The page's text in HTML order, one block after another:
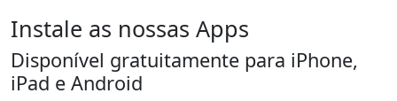
Instale as nossas Apps
Disponível gratuitamente para iPhone,
iPad e Android